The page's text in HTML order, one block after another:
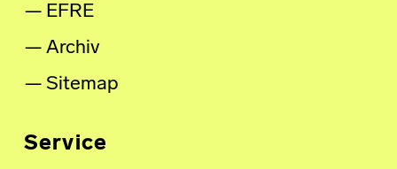
EFRE
Archiv
Sitemap
Service